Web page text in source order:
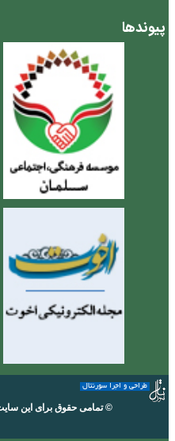
پیوندها
طراحی و اجرا سورنتال
© تمامی حقوق برای این